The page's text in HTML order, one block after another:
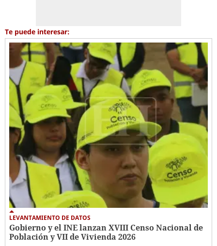
Te puede interesar:
LEVANTAMIENTO DE DATOS
Gobierno y el INE lanzan XVIII Censo Nacional de
Población y VII de Vivienda 2026